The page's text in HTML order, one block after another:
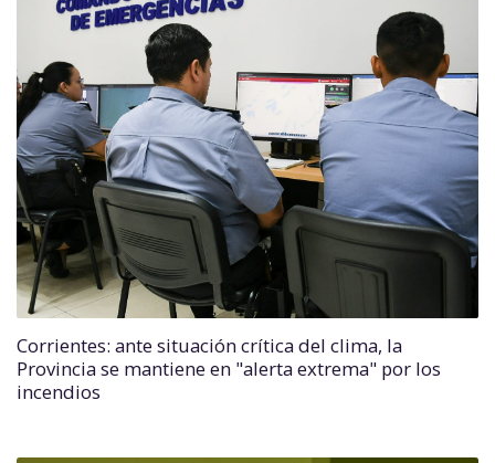
Corrientes: ante situación crítica del clima, la
Provincia se mantiene en "alerta extrema" por los
incendios